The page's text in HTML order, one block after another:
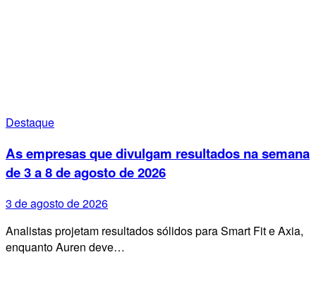
Destaque
As empresas que divulgam resultados na semana
de 3 a 8 de agosto de 2026
3 de agosto de 2026
Analistas projetam resultados sólidos para Smart Fit e Axia,
enquanto Auren deve…